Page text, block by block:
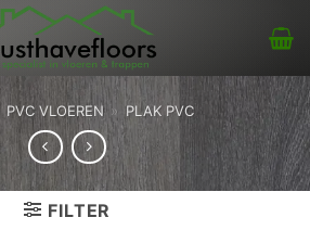
PVC VLOEREN » PLAK PVC
FILTER